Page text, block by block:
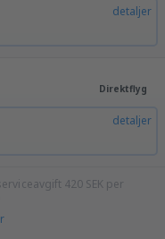
detaljer
Direktflyg
detaljer
420 SEK per